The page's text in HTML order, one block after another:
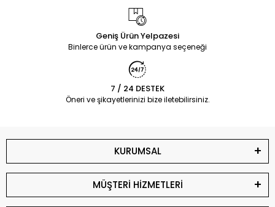
Geniş Ürün Yelpazesi
Binlerce ürün ve kampanya seçeneği
7 / 24 DESTEK
Öneri ve şikayetlerinizi bize iletebilirsiniz.
KURUMSAL
MÜŞTERİ HİZMETLERİ